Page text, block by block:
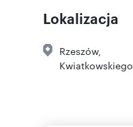
Lokalizacja
Rzeszów,
Kwiatkowskiego